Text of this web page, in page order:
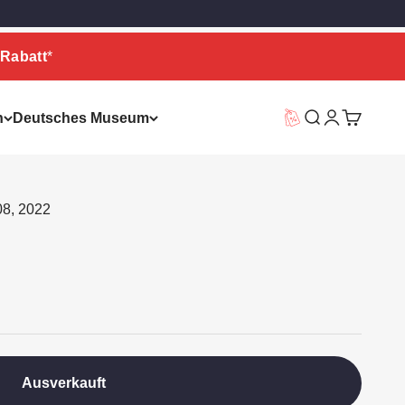
*
Deutsches Museum Vorteilswelt
Suche
2022
Ausverkauft